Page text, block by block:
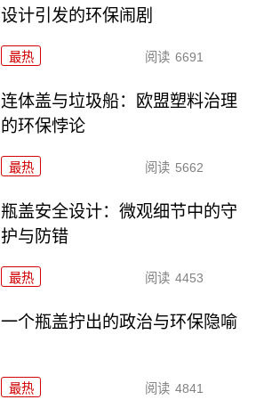
设计引发的环保闹剧
最热 阅读 6691
连体盖与垃圾船：欧盟塑料治理
的环保悖论
最热 阅读 5662
瓶盖安全设计：微观细节中的守
护与防错
最热 阅读 4453
一个瓶盖拧出的政治与环保隐喻
最热 阅读 4841